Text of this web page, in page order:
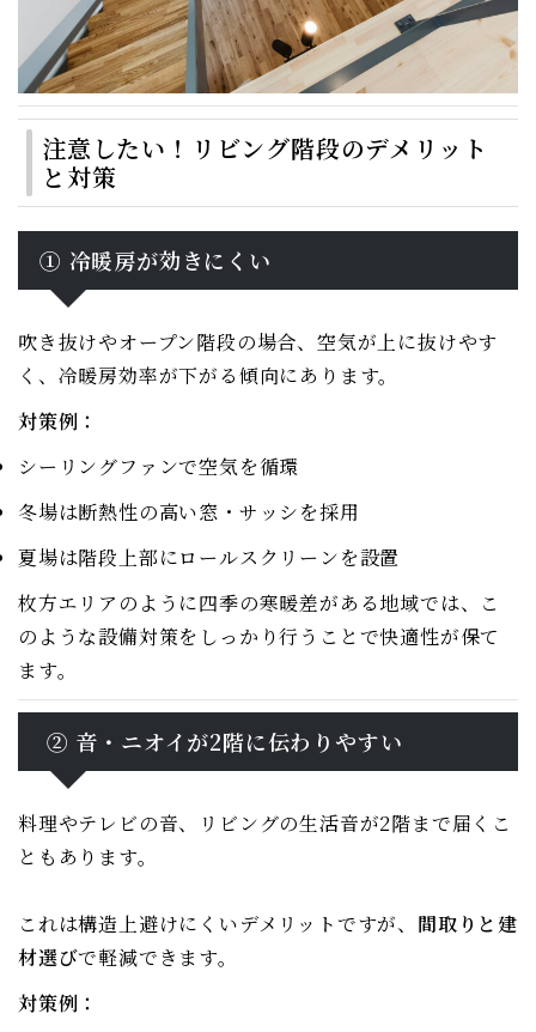
注意したい！リビング階段のデメリット
と対策
① 冷暖房が効きにくい
吹き抜けやオープン階段の場合、空気が上に抜けやす
く、冷暖房効率が下がる傾向にあります。
対策例：
シーリングファンで空気を循環
冬場は断熱性の高い窓・サッシを採用
夏場は階段上部にロールスクリーンを設置
枚方エリアのように四季の寒暖差がある地域では、こ
のような設備対策をしっかり行うことで快適性が保て
ます。
② 音・ニオイが2階に伝わりやすい
料理やテレビの音、リビングの生活音が2階まで届くこ
ともあります。
これは構造上避けにくいデメリットですが、 間取りと建
材選びで軽減できます。
対策例：